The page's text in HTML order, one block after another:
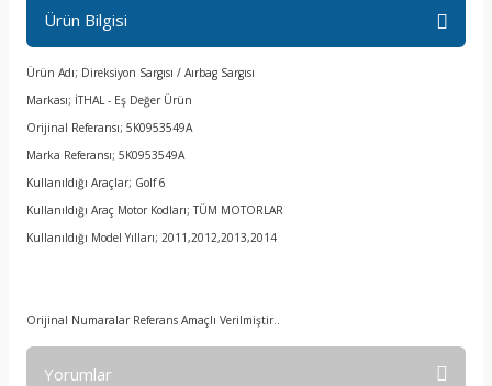
Ürün Bilgisi
Ürün Adı; Direksiyon Sargısı / Aırbag Sargısı
Markası; İTHAL - Eş Değer Ürün
Orijinal Referansı; 5K0953549A
Marka Referansı; 5K0953549A
Kullanıldığı Araçlar; Golf 6
Kullanıldığı Araç Motor Kodları; TÜM MOTORLAR
Kullanıldığı Model Yılları; 2011,2012,2013,2014
Orijinal Numaralar Referans Amaçlı Verilmiştir..
Yorumlar